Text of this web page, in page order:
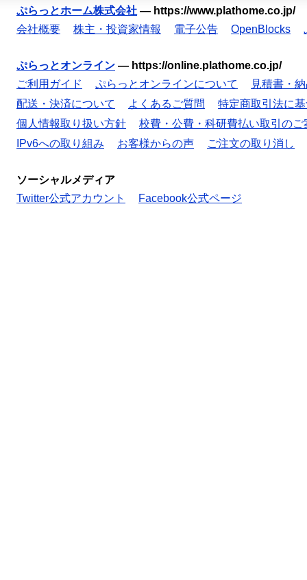
ぷらっとホーム株式会社 — https://www.plathome.co.jp/
会社概要
株主・投資家情報 電子公告 OpenBlocks
ぷらっとオンライン — https://online.plathome.co.jp/
ご利用ガイド
ぷらっとオンラインについて
見積書・
配送・決済について
よくあるご質問
特定商取引法に
個人情報取り扱い方針
校費・公費・科研費払い取引のご
IPv6への取り組み
お客様からの声 ご注文の取り消し
ソーシャルメディア
Twitter公式アカウント
Facebook公式ページ